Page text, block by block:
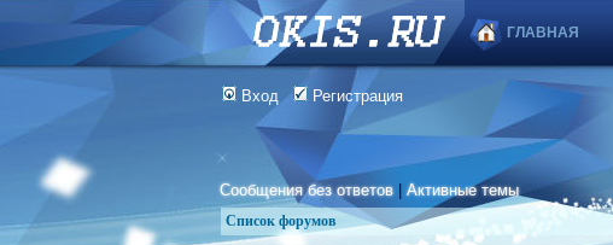
ГЛАВНАЯ
Вход Регистрация
Сообщения без ответов |Активные темы
Список форумов